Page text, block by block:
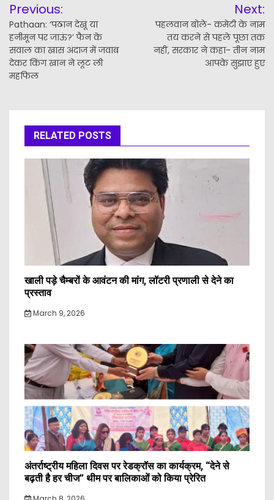
navigation
Previous:
Pathaan: ‘पठान देखूं या
हनीमून पर जाऊं?’ फैन के
सवाल का खास अंदाज में जवाब
देकर किंग खान ने लूट ली
महफिल
Next:
पहलवान बोले- कमेटी के नाम
तय करने से पहले पूछा तक
नहीं, सरकार ने कहा- तीन नाम
आपके सुझाए हुए
RELATED POSTS
खाली पड़े चैम्बरों के आवंटन की मांग, लॉटरी प्रणाली से देने का
प्रस्ताव
March 9, 2026
अंतर्राष्ट्रीय महिला दिवस पर रेडक्रॉस का कार्यक्रम, “देने से
बढ़ती है हर चीज” थीम पर बालिकाओं को किया प्रेरित